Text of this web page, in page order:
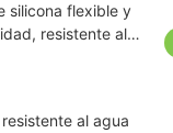
silicona flexible y
resistente al
al agua